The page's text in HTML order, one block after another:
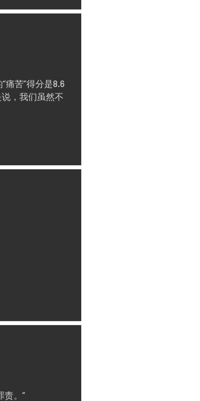
痛苦”得分是8.6
，我们虽然不
责。”